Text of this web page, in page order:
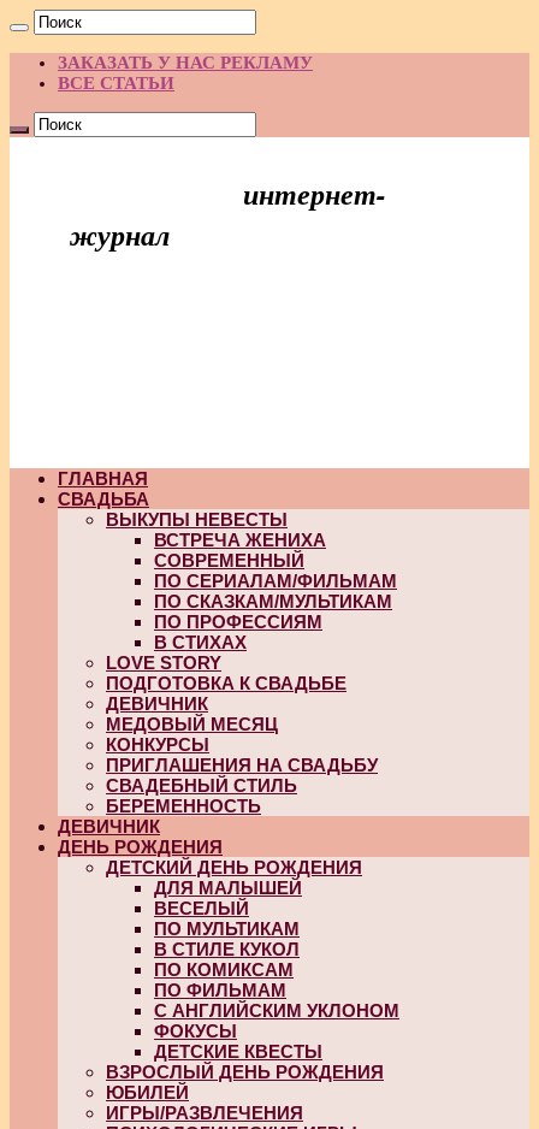
ЗАКАЗАТЬ У НАС РЕКЛАМУ
ВСЕ СТАТЬИ
интернет-
журнал
ГЛАВНАЯ
СВАДЬБА
ВЫКУПЫ НЕВЕСТЫ
ВСТРЕЧА ЖЕНИХА
СОВРЕМЕННЫЙ
ПО СЕРИАЛАМ/ФИЛЬМАМ
ПО СКАЗКАМ/МУЛЬТИКАМ
ПО ПРОФЕССИЯМ
В СТИХАХ
LOVE STORY
ПОДГОТОВКА К СВАДЬБЕ
ДЕВИЧНИК
МЕДОВЫЙ МЕСЯЦ
КОНКУРСЫ
ПРИГЛАШЕНИЯ НА СВАДЬБУ
СВАДЕБНЫЙ СТИЛЬ
БЕРЕМЕННОСТЬ
ДЕВИЧНИК
ДЕНЬ РОЖДЕНИЯ
ДЕТСКИЙ ДЕНЬ РОЖДЕНИЯ
ДЛЯ МАЛЫШЕЙ
ВЕСЕЛЫЙ
ПО МУЛЬТИКАМ
В СТИЛЕ КУКОЛ
ПО КОМИКСАМ
ПО ФИЛЬМАМ
С АНГЛИЙСКИМ УКЛОНОМ
ФОКУСЫ
ДЕТСКИЕ КВЕСТЫ
ВЗРОСЛЫЙ ДЕНЬ РОЖДЕНИЯ
ЮБИЛЕЙ
ИГРЫ/РАЗВЛЕЧЕНИЯ